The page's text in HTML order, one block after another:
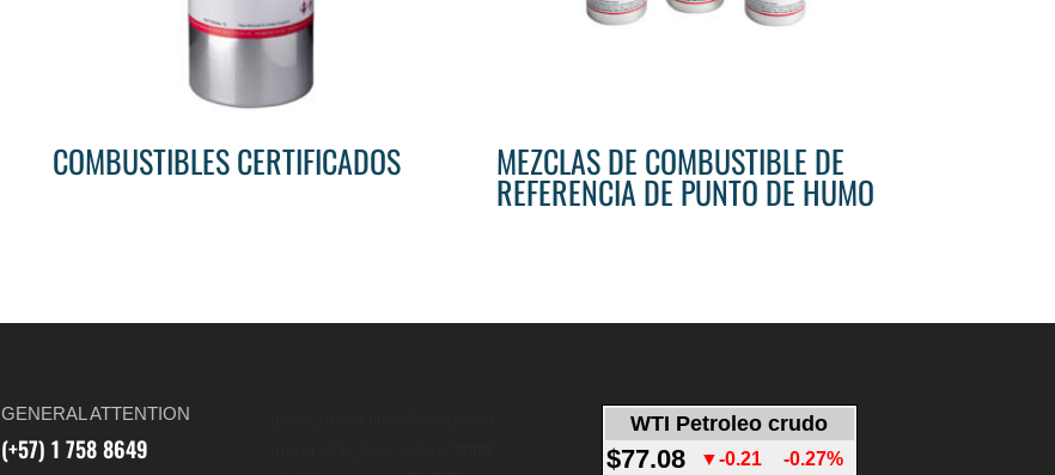
COMBUSTIBLES CERTIFICADOS MEZCLAS DE COMBUSTIBLE DE
REFERENCIA DE PUNTO DE HUMO
GENERAL ATTENTION
(+57) 1 758 8649
WTI Petroleo crudo
$77.08 ▼-0.21 -0.27%